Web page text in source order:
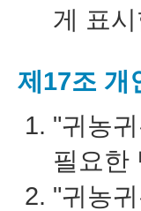
게 표
제17조 개
"귀농
필요한
"귀농